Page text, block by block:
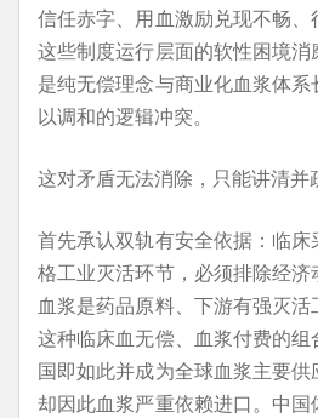
信任赤字、用血激励兑现不畅
这些制度运行层面的软性困境
是纯无偿理念与商业化血浆体
以调和的逻辑冲突。
这对矛盾无法消除，只能讲清并
首先承认双轨有安全依据：临
格工业灭活环节，必须排除经济
血浆是药品原料、下游有强灭活
这种临床血无偿、血浆付费的
国即如此并成为全球血浆主要
却因此血浆严重依赖进口。中